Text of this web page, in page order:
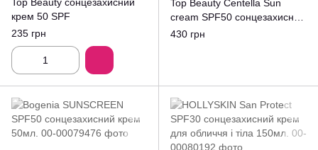
крем 50 SPF
235 грн
Top Beauty Centella Sun
cream SPF50 сонцезахисний
крем для обличчя 50мл.
430 грн